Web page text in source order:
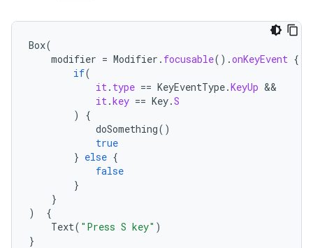
Box(
modifier = Modifier . focusable().onKeyEvent {
if(
it. type == KeyEventType.KeyUp
it.key == Key.S
)
{
doSomething()
true
} else {
false
}
}
)
{
Text( "Press S key" )
}